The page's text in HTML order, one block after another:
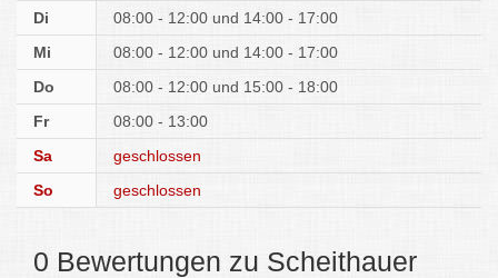
Di
08:00 - 12:00
14:00 - 17:00
Mi
08:00 - 12:00
14:00 - 17:00
Do
08:00 - 12:00
15:00 - 18:00
Fr
08:00 - 13:00
Sa
geschlossen
So
geschlossen
0 Bewertungen zu Scheithauer